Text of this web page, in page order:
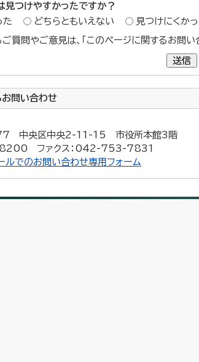
見つけやすかったですか？
た
どちらともいえない 見つけにくか
質問やご意見は、「このページに関するお問
送信
お問い合わせ
中央区中央2-11-15 市役所本館3階
ファクス：042-753-7831
ルでのお問い合わせ専用フォーム